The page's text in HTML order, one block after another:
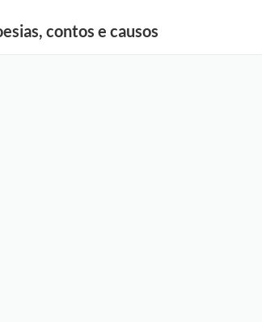
contos e causos